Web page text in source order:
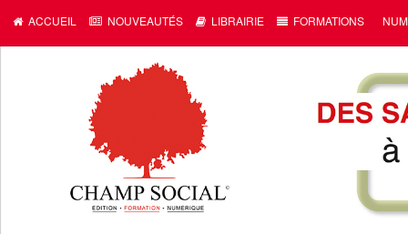
ACCUEIL NOUVEAUTÉS LIBRAIRIE FORMATIONS